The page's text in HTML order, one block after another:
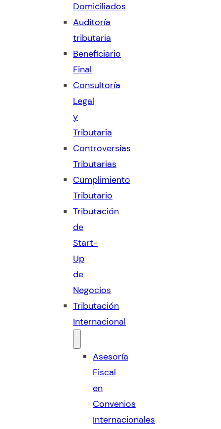
Domiciliados
Auditoría
tributaria
Beneficiario
Final
Consultoría
Legal
y
Tributaria
Controversias
Tributarias
Cumplimiento
Tributario
Tributación
de
Start-
Up
de
Negocios
Tributación
Internacional
Asesoría
Fiscal
en
Convenios
Internacionales